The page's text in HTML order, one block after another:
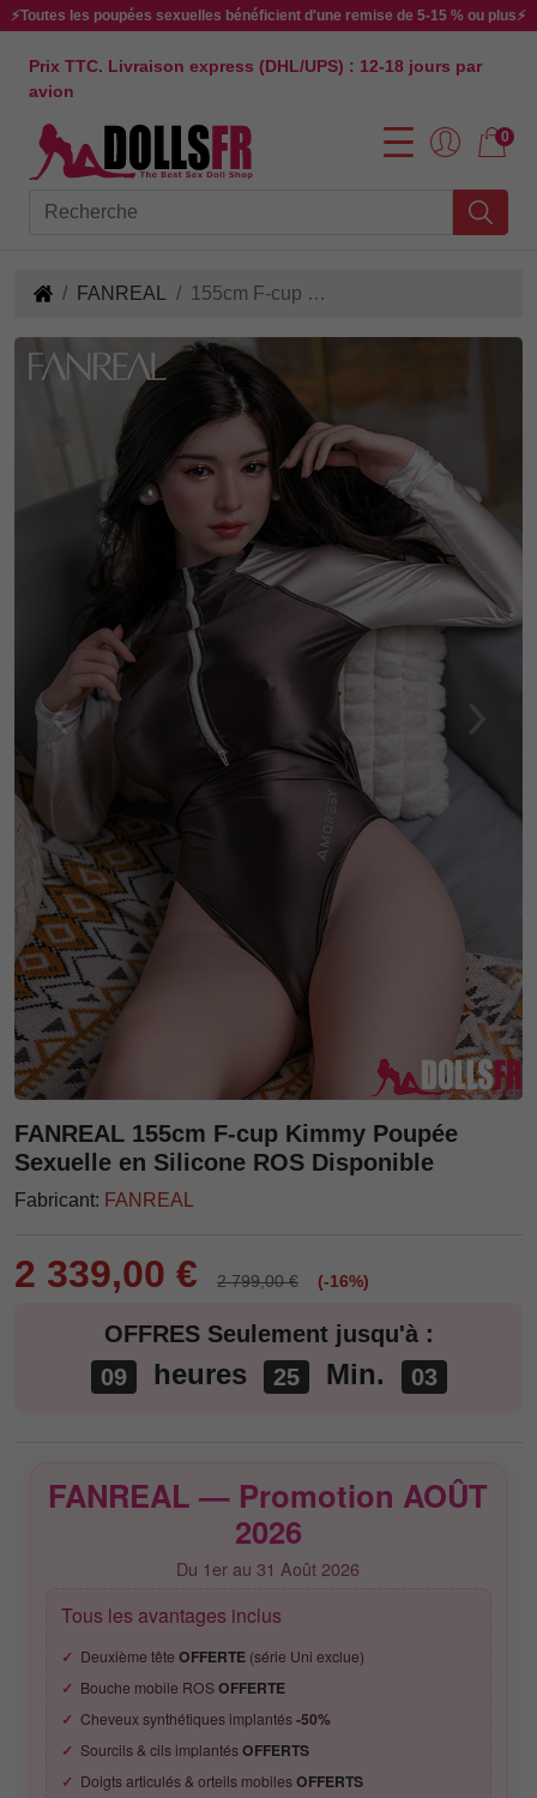
⚡Toutes les poupées sexuelles bénéficient d'une remise de 5-15 % ou plus⚡
Prix TTC. Livraison express (DHL/UPS) : 12-18 jours par
avion
0
FANREAL 155cm F-cup Kimmy Sex Doll en Silicone ROS Disponible
FANREAL 155cm F-cup Kimmy Poupée
Sexuelle en Silicone ROS Disponible
Fabricant: FANREAL
2 339,00 € 2 799,00 € (-16%)
OFFRES Seulement jusqu'à :
09
heures 25 Min. 02
FANREAL — Promotion AOÛT
2026
Du 1er au 31 Août 2026
Tous les avantages inclus
Deuxième tête OFFERTE(série Uni exclue)
Bouche mobile ROSOFFERTE
Cheveux synthétiques implantés-50%
Sourcils & cils implantésOFFERTS
Doigts articulés & orteils mobilesOFFERTS